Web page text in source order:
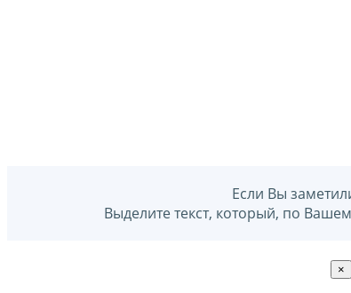
Если Вы
Выделите текст, который, по
×